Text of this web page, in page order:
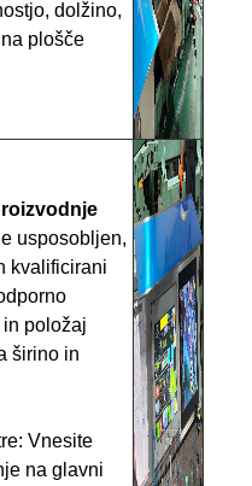
dolžino,
plošče
usposobljen,
kvalificirani
položaj
širino in
Vnesite
na glavni